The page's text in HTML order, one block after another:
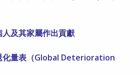
及其家屬作出貢獻
化量表（Global Deterioration